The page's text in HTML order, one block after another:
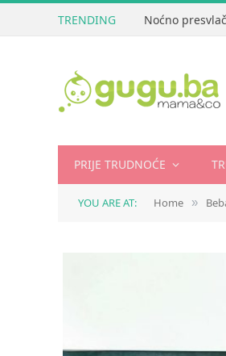
TRENDING Noćno
PRIJE TRUDNOĆE
YOU ARE AT: Home »